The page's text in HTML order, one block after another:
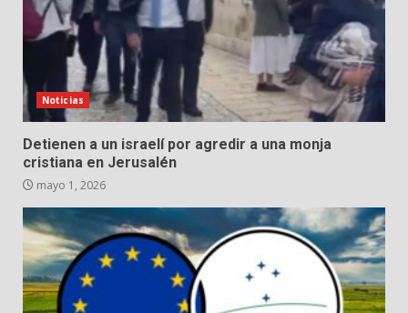
Noticias
Detienen a un israelí por agredir a una monja
cristiana en Jerusalén
mayo 1, 2026